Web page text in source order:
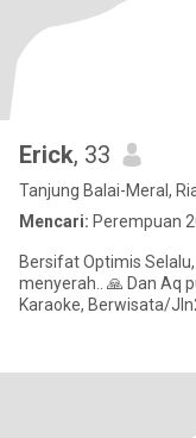
Erick, 33
Tanjung Balai-Meral,
Mencari: Perempuan
Bersifat Optimis
menyerah.. 🙏 Dan Aq
Karaoke, Berwisata/